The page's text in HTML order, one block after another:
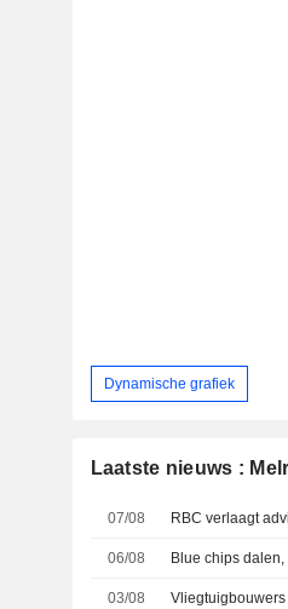
Dynamische grafiek
Laatste nieuws :
07/08 RBC verlaagt
06/08 Blue chips
03/08